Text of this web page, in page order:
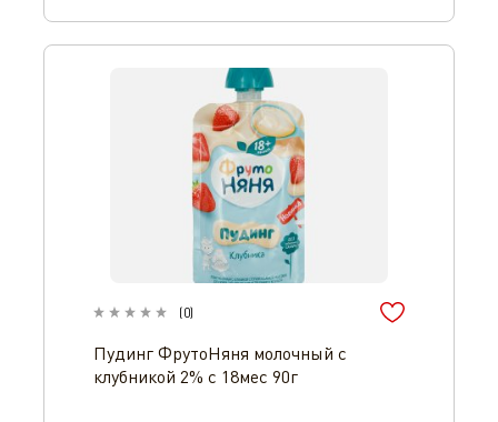
(0)
Пудинг ФрутоНяня молочный с
клубникой 2% с 18мес 90г